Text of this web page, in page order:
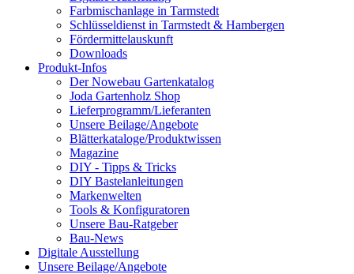
Farbmischanlage in Tarmstedt
Schlüsseldienst in Tarmstedt & Hambergen
Fördermittelauskunft
Downloads
Produkt-Infos
Der Nowebau Gartenkatalog
Joda Gartenholz Shop
Lieferprogramm/Lieferanten
Unsere Beilage/Angebote
Blätterkataloge/Produktwissen
Magazine
DIY - Tipps & Tricks
DIY Bastelanleitungen
Markenwelten
Tools & Konfiguratoren
Unsere Bau-Ratgeber
Bau-News
Digitale Ausstellung
Unsere Beilage/Angebote